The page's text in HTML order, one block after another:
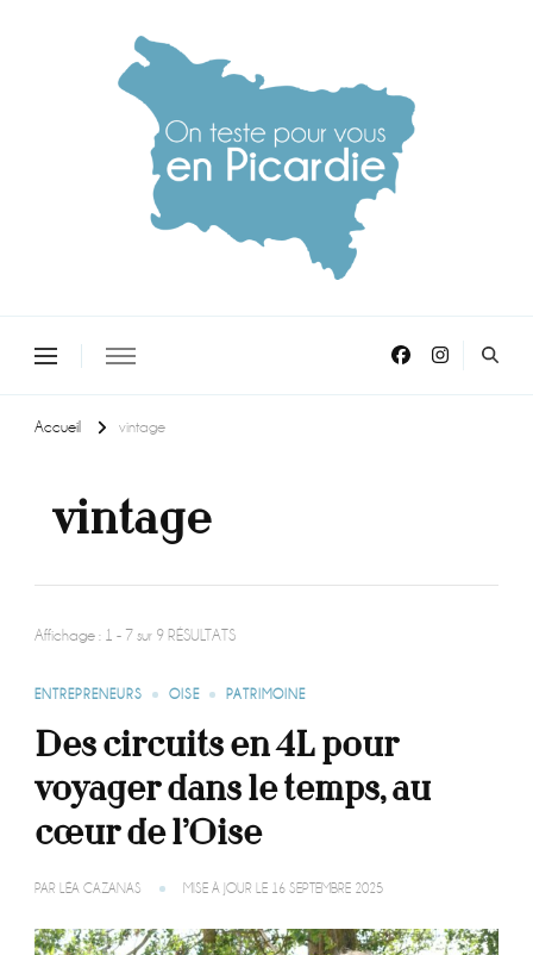
Accueil vintage
vintage
Affichage : 1 - 7 sur 9 RÉSULTATS
ENTREPRENEURS OISE PATRIMOINE
Des circuits en 4L pour
voyager dans le temps, au
cœur de l’Oise
PAR LÉA CAZANAS MISE À JOUR LE 16 SEPTEMBRE 2025